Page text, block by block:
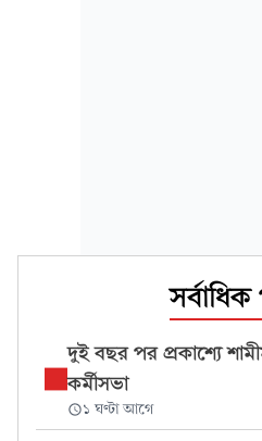
দুই বছর পর প্রকাশ্যে
কর্মীসভা
১ ঘণ্টা আগে